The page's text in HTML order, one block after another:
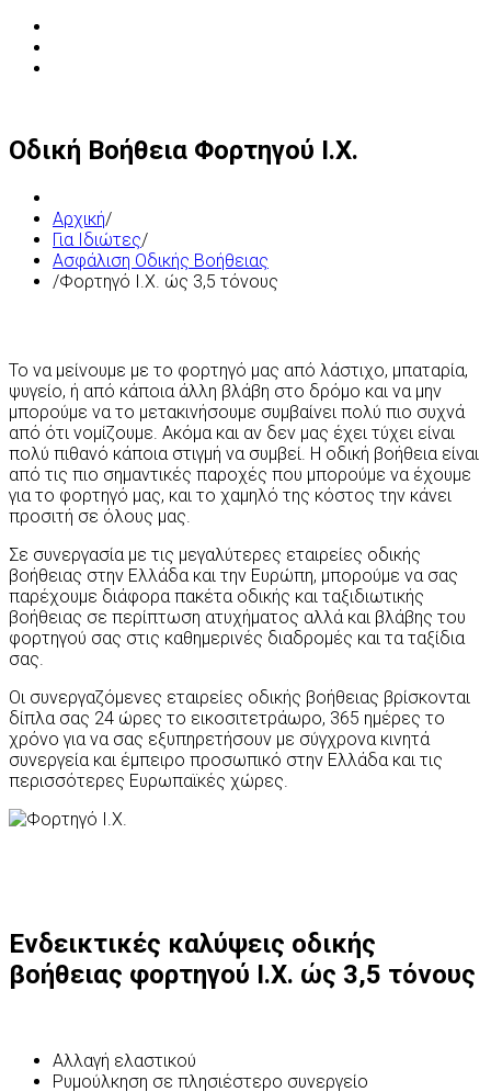
Οδική Βοήθεια Φορτηγού Ι.Χ.
Αρχική/
Για Ιδιώτες/
Ασφάλιση Οδικής Βοήθειας
/Φορτηγό Ι.Χ. ώς 3,5 τόνους
Το να μείνουμε με το φορτηγό μας από λάστιχο, μπαταρία,
ψυγείο, ή από κάποια άλλη βλάβη στο δρόμο και να μην
μπορούμε να το μετακινήσουμε συμβαίνει πολύ πιο συχνά
από ότι νομίζουμε. Ακόμα και αν δεν μας έχει τύχει είναι
πολύ πιθανό κάποια στιγμή να συμβεί. Η οδική βοήθεια είναι
από τις πιο σημαντικές παροχές που μπορούμε να έχουμε
για το φορτηγό μας, και το χαμηλό της κόστος την κάνει
προσιτή σε όλους μας.
Σε συνεργασία με τις μεγαλύτερες εταιρείες οδικής
βοήθειας στην Ελλάδα και την Ευρώπη, μπορούμε να σας
παρέχουμε διάφορα πακέτα οδικής και ταξιδιωτικής
βοήθειας σε περίπτωση ατυχήματος αλλά και βλάβης του
φορτηγού σας στις καθημερινές διαδρομές και τα ταξίδια
σας.
Οι συνεργαζόμενες εταιρείες οδικής βοήθειας βρίσκονται
δίπλα σας 24 ώρες το εικοσιτετράωρο, 365 ημέρες το
χρόνο για να σας εξυπηρετήσουν με σύγχρονα κινητά
συνεργεία και έμπειρο προσωπικό στην Ελλάδα και τις
περισσότερες Ευρωπαϊκές χώρες.
Ενδεικτικές καλύψεις οδικής
βοήθειας φορτηγού Ι.Χ. ώς 3,5 τόνους
Αλλαγή ελαστικού
Ρυμούλκηση σε πλησιέστερο συνεργείο